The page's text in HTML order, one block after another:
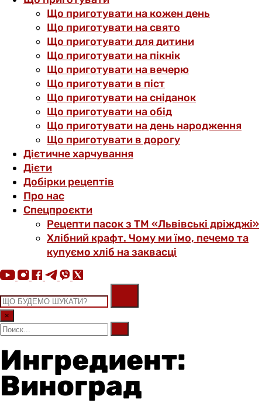
Що приготувати на кожен день
Що приготувати на свято
Що приготувати для дитини
Що приготувати на пікнік
Що приготувати на вечерю
Що приготувати в піст
Що приготувати на сніданок
Що приготувати на обід
Що приготувати на день народження
Що приготувати в дорогу
Дієтичне харчування
Дієти
Добірки рецептів
Про нас
Спецпроєкти
Рецепти пасок з ТМ «Львівські дріжджі»
Хлібний крафт. Чому ми їмо, печемо та
купуємо хліб на заквасці
×
Ингредиент:
Виноград